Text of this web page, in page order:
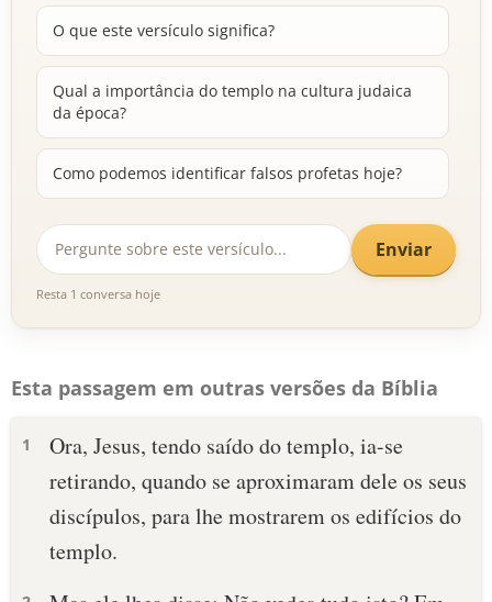
O que este versículo significa?
Qual a importância do templo na cultura judaica
da época?
Como podemos identificar falsos profetas hoje?
Enviar
Resta 1 conversa hoje
Esta passagem em outras versões da Bíblia
1
Ora, Jesus, tendo saído do templo, ia-se
retirando, quando se aproximaram dele os seus
discípulos, para lhe mostrarem os edifícios do
templo.